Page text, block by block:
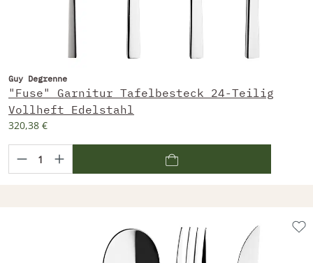
Guy Degrenne
"Fuse" Garnitur Tafelbesteck 24-Teilig
Vollheft Edelstahl
320,38 €